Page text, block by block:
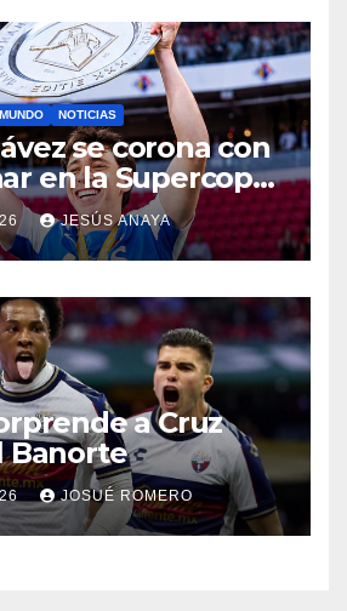
NOTICIAS
se corona con
en la Supercopa
JESÚS ANAYA
a Cruz
Banorte
JOSUÉ ROMERO